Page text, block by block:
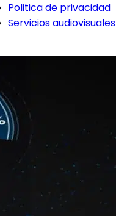
Politica de privacidad
Servicios audiovisuales